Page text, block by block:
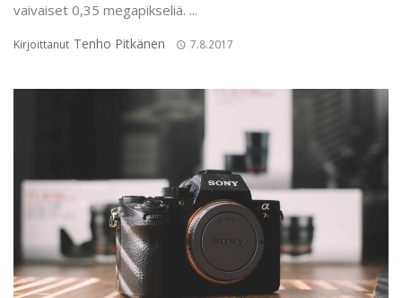
vaivaiset 0,35 megapikseliä. ...
Kirjoittanut Tenho Pitkänen 7.8.2017